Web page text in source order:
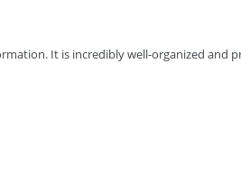
It is incredibly well-organized and